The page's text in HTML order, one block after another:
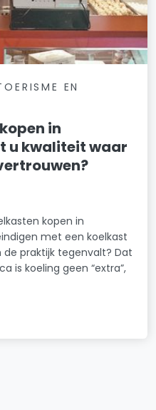
EN
in
u kwaliteit waar
kopen in
met een koelkast
praktijk tegenvalt? Dat
is koeling geen “extra”,